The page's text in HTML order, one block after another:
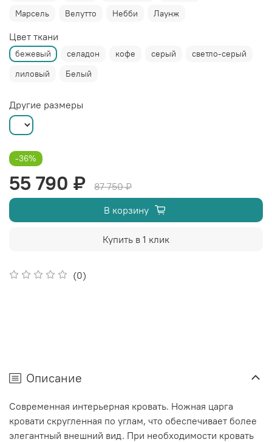
(0)
Марсель
Велутто Небби Лаунж
Цвет ткани
бежевый селадон кофе серый
светло-серый
лиловый
Белый
-36%
55 790 ₽
87 750 ₽
В корзину
Купить в 1 клик
Другие размеры
Описание
Современная интерьерная кровать. Ножная царга
кровати скругленная по углам, что обеспечивает более
элегантный внешний вид. При необходимости кровать